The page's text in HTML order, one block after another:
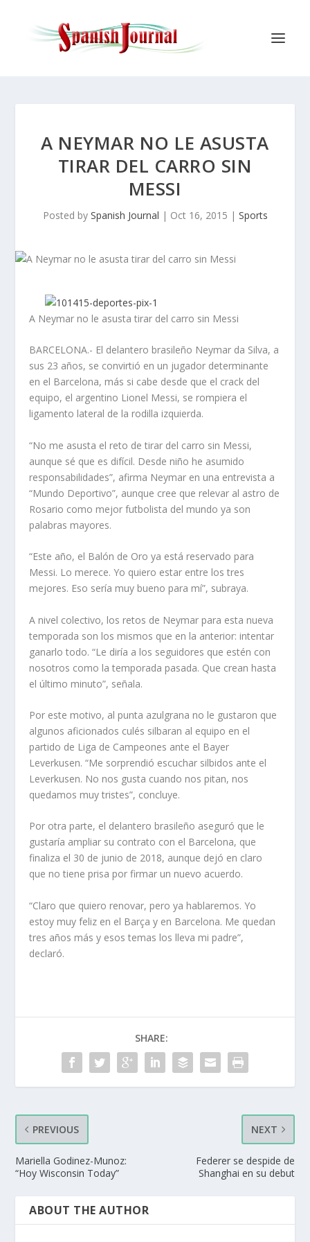
A NEYMAR NO LE ASUSTA
TIRAR DEL CARRO SIN
MESSI
Posted by Spanish Journal | Oct 16, 2015 | Sports
A Neymar no le asusta tirar del carro sin Messi
BARCELONA.- El delantero brasileño Neymar da Silva, a
sus 23 años, se convirtió en un jugador determinante
en el Barcelona, más si cabe desde que el crack del
equipo, el argentino Lionel Messi, se rompiera el
ligamento lateral de la rodilla izquierda.
“No me asusta el reto de tirar del carro sin Messi,
aunque sé que es difícil. Desde niño he asumido
responsabilidades”, afirma Neymar en una entrevista a
“Mundo Deportivo”, aunque cree que relevar al astro de
Rosario como mejor futbolista del mundo ya son
palabras mayores.
“Este año, el Balón de Oro ya está reservado para
Messi. Lo merece. Yo quiero estar entre los tres
mejores. Eso sería muy bueno para mí”, subraya.
A nivel colectivo, los retos de Neymar para esta nueva
temporada son los mismos que en la anterior: intentar
ganarlo todo. “Le diría a los seguidores que estén con
nosotros como la temporada pasada. Que crean hasta
el último minuto”, señala.
Por este motivo, al punta azulgrana no le gustaron que
algunos aficionados culés silbaran al equipo en el
partido de Liga de Campeones ante el Bayer
Leverkusen. “Me sorprendió escuchar silbidos ante el
Leverkusen. No nos gusta cuando nos pitan, nos
quedamos muy tristes”, concluye.
Por otra parte, el delantero brasileño aseguró que le
gustaría ampliar su contrato con el Barcelona, que
finaliza el 30 de junio de 2018, aunque dejó en claro
que no tiene prisa por firmar un nuevo acuerdo.
“Claro que quiero renovar, pero ya hablaremos. Yo
estoy muy feliz en el Barça y en Barcelona. Me quedan
tres años más y esos temas los lleva mi padre”,
declaró.
SHARE:
PREVIOUS
Mariella Godinez-Munoz:
“Hoy Wisconsin Today”
NEXT
Federer se despide de
Shanghai en su debut
ABOUT THE AUTHOR